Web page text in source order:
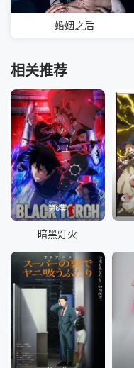
婚姻之后
相关推荐
第6集
暗黑灯火